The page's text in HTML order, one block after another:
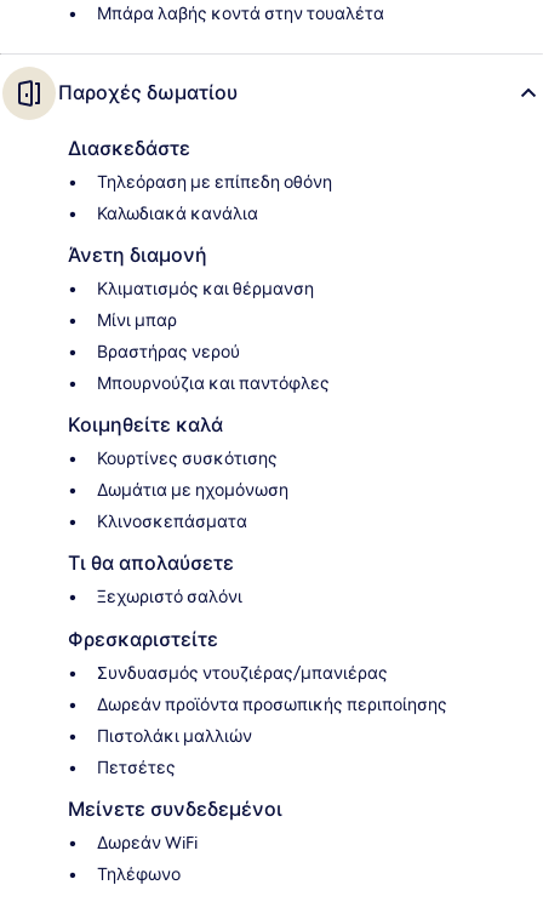
Μπάρα λαβής κοντά στην τουαλέτα
Παροχές δωματίου
Διασκεδάστε
Τηλεόραση με επίπεδη οθόνη
Καλωδιακά κανάλια
Άνετη διαμονή
Κλιματισμός και θέρμανση
Μίνι μπαρ
Βραστήρας νερού
Μπουρνούζια και παντόφλες
Κοιμηθείτε καλά
Κουρτίνες συσκότισης
Δωμάτια με ηχομόνωση
Κλινοσκεπάσματα
Τι θα απολαύσετε
Ξεχωριστό σαλόνι
Φρεσκαριστείτε
Συνδυασμός ντουζιέρας/μπανιέρας
Δωρεάν προϊόντα προσωπικής περιποίησης
Πιστολάκι μαλλιών
Πετσέτες
Μείνετε συνδεδεμένοι
Δωρεάν WiFi
Τηλέφωνο